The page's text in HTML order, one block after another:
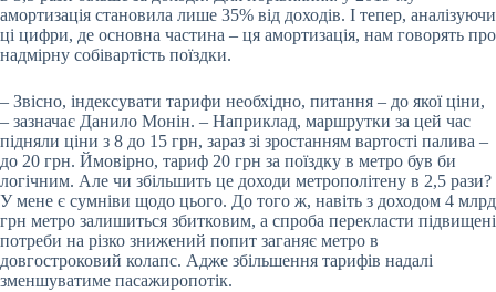
амортизація становила лише 35% від доходів. І тепер, аналізуючи
ці цифри, де основна частина – ця амортизація, нам говорять про
надмірну собівартість поїздки.
– Звісно, індексувати тарифи необхідно, питання – до якої ціни,
– зазначає Данило Монін. – Наприклад, маршрутки за цей час
підняли ціни з 8 до 15 грн, зараз зі зростанням вартості палива –
до 20 грн. Ймовірно, тариф 20 грн за поїздку в метро був би
логічним. Але чи збільшить це доходи метрополітену в 2,5 рази?
У мене є сумніви щодо цього. До того ж, навіть з доходом 4 млрд
грн метро залишиться збитковим, а спроба перекласти підвищені
потреби на різко знижений попит заганяє метро в
довгостроковий колапс. Адже збільшення тарифів надалі
зменшуватиме пасажиропотік.